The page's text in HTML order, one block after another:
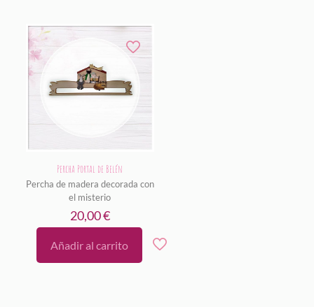
Percha Portal de Belén
Percha de madera decorada con
el misterio
20,00€
Añadir al carrito